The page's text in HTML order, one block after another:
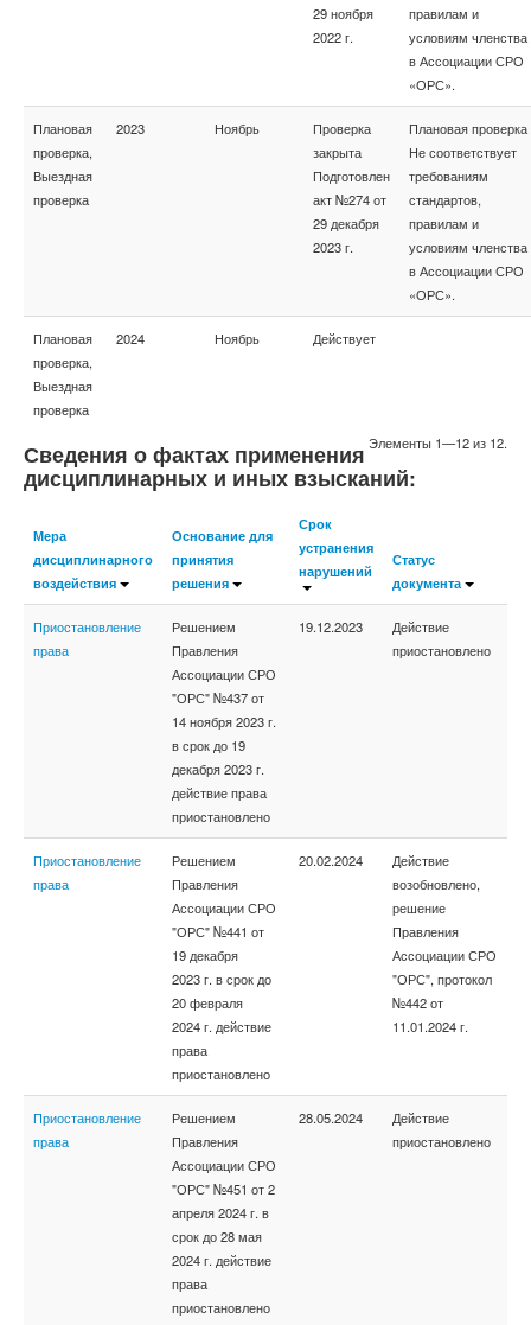
29 ноября
2022 г.
правилам и
условиям членства
в Ассоциации СРО
«ОРС».
Плановая
проверка,
Выездная
проверка
2023 Ноябрь
Проверка
закрыта
Подготовлен
акт №274 от
29 декабря
2023 г.
Плановая проверка
Не соответствует
требованиям
стандартов,
правилам и
условиям членства
в Ассоциации СРО
«ОРС».
Плановая
проверка,
Выездная
проверка
2024 Ноябрь Действует
Элементы 1—12 из 12.
Сведения о фактах применения
дисциплинарных и иных взысканий:
Мера
дисциплинарного
воздействия
Основание для
принятия
решения
Срок
устранения
нарушений
Статус
документа
Приостановление
права
Решением
Правления
Ассоциации СРО
"ОРС" №437 от
14 ноября 2023 г.
в срок до 19
декабря 2023 г.
действие права
приостановлено
19.12.2023
Действие
приостановлено
Приостановление
права
Решением
Правления
Ассоциации СРО
"ОРС" №441 от
19 декабря
2023 г. в срок до
20 февраля
2024 г. действие
права
приостановлено
20.02.2024
Действие
возобновлено,
решение
Правления
Ассоциации СРО
"ОРС", протокол
№442 от
11.01.2024 г.
Приостановление
права
Решением
Правления
Ассоциации СРО
"ОРС" №451 от 2
апреля 2024 г. в
срок до 28 мая
2024 г. действие
права
приостановлено
28.05.2024
Действие
приостановлено